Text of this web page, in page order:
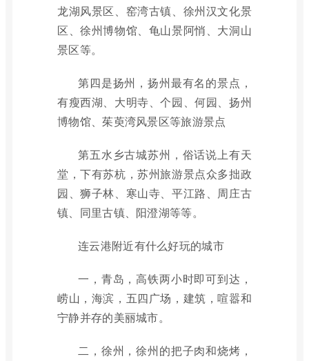
龙湖风景区、窑湾古镇、徐州汉文化景
区、徐州博物馆、龟山景阿悄、大洞山
景区等。
第四是扬州，扬州最有名的景点，
有瘦西湖、大明寺、个园、何园、扬州
博物馆、茱萸湾风景区等旅游景点
第五水乡古城苏州，俗话说上有天
堂，下有苏杭，苏州旅游景点众多拙政
园、狮子林、寒山寺、平江路、周庄古
镇、同里古镇、阳澄湖等等。
连云港附近有什么好玩的城市
一，青岛，高铁两小时即可到达，
崂山，海滨，五四广场，建筑，喧嚣和
宁静并存的美丽城市。
二，徐州，徐州的把子肉和烧烤，